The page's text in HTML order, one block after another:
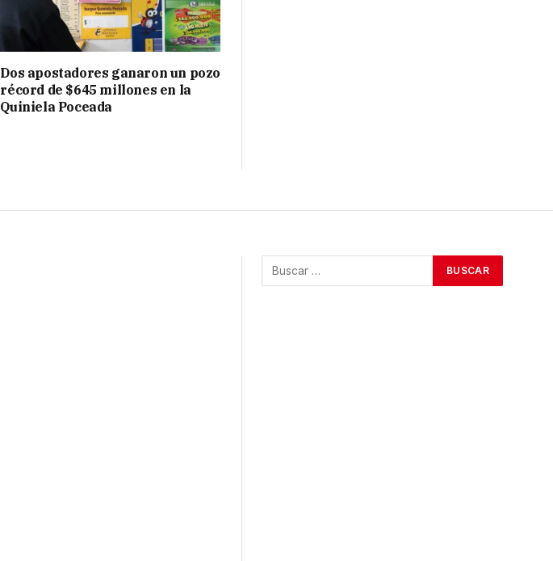
Dos apostadores ganaron un pozo
récord de $645 millones en la
Quiniela Poceada